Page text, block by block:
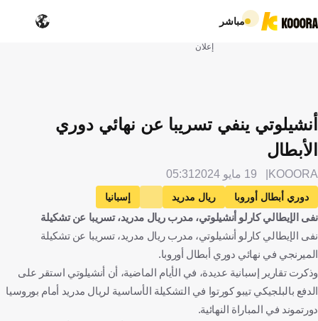
مباشر
إعلان
أنشيلوتي ينفي تسريبا عن نهائي دوري
الأبطال
KOOORA 19 مايو 2024 05:31
دوري أبطال أوروبا ريال مدريد
إسبانيا
بوروسيا دورتموند
ألمانيا كارلو أنشيلوتي
إيطاليا
كرة قدم
نفى الإيطالي كارلو أنشيلوتي، مدرب ريال مدريد، تسريبا عن تشكيلة
نفى الإيطالي كارلو أنشيلوتي، مدرب ريال مدريد، تسريبا عن تشكيلة
الميرنجي في نهائي دوري أبطال أوروبا.
وذكرت تقارير إسبانية عديدة، في الأيام الماضية، أن أنشيلوتي استقر على
الدفع بالبلجيكي تيبو كورتوا في التشكيلة الأساسية لريال مدريد أمام بوروسيا
دورتموند في المباراة النهائية.